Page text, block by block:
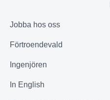
Jobba hos oss
Förtroendevald
Ingenjören
In English